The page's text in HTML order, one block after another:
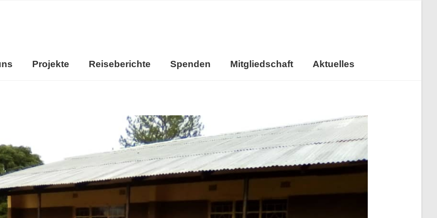
Projekte Reiseberichte Spenden Mitgliedschaft Aktuelles